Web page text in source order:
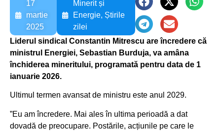
17
martie
2025
Minerit și
Energie, Știrile
zilei
Liderul sindical Constantin Mitrescu are încredere că
ministrul Energiei, Sebastian Burduja, va amâna
închiderea mineritului, programată pentru data de 1
ianuarie 2026.
Ultimul termen avansat de ministru este anul 2029.
”Eu am încredere. Mai ales în ultima perioadă a dat
dovadă de preocupare. Postările, acțiunile pe care le